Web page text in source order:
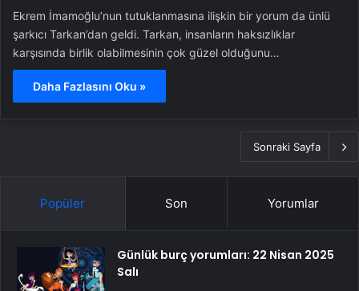
Ekrem İmamoğlu’nun tutuklanmasına ilişkin bir yorum da ünlü
şarkıcı Tarkan’dan geldi. Tarkan, insanların haksızlıklar
karşısında birlik olabilmesinin çok güzel olduğunu…
Daha Fazlasını Oku »
Sonraki Sayfa
Popüler Son Yorumlar
Günlük burç yorumları: 22 Nisan 2025
Salı